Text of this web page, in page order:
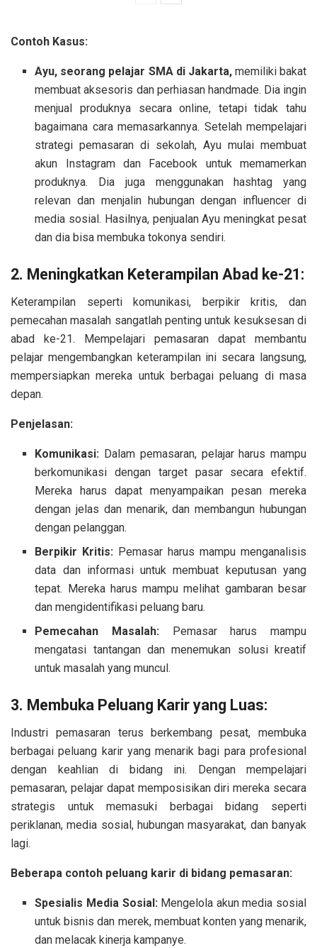
Contoh Kasus:
Ayu, seorang pelajar SMA di Jakarta,memiliki bakat
membuat aksesoris dan perhiasan handmade. Dia ingin
menjual produknya secara online, tetapi tidak tahu
bagaimana cara memasarkannya. Setelah mempelajari
strategi pemasaran di sekolah, Ayu mulai membuat
akun Instagram dan Facebook untuk memamerkan
produknya. Dia juga menggunakan hashtag yang
relevan dan menjalin hubungan dengan influencer di
media sosial. Hasilnya, penjualan Ayu meningkat pesat
dan dia bisa membuka tokonya sendiri.
2. Meningkatkan Keterampilan Abad ke-21:
Keterampilan seperti komunikasi, berpikir kritis, dan
pemecahan masalah sangatlah penting untuk kesuksesan di
abad ke-21. Mempelajari pemasaran dapat membantu
pelajar mengembangkan keterampilan ini secara langsung,
mempersiapkan mereka untuk berbagai peluang di masa
depan.
Penjelasan:
Komunikasi: Dalam pemasaran, pelajar harus mampu
berkomunikasi dengan target pasar secara efektif.
Mereka harus dapat menyampaikan pesan mereka
dengan jelas dan menarik, dan membangun hubungan
dengan pelanggan.
Berpikir Kritis: Pemasar harus mampu menganalisis
data dan informasi untuk membuat keputusan yang
tepat. Mereka harus mampu melihat gambaran besar
dan mengidentifikasi peluang baru.
Pemecahan Masalah:Pemasar harus mampu
mengatasi tantangan dan menemukan solusi kreatif
untuk masalah yang muncul.
3. Membuka Peluang Karir yang Luas:
Industri pemasaran terus berkembang pesat, membuka
berbagai peluang karir yang menarik bagi para profesional
dengan keahlian di bidang ini. Dengan mempelajari
pemasaran, pelajar dapat memposisikan diri mereka secara
strategis untuk memasuki berbagai bidang seperti
periklanan, media sosial, hubungan masyarakat, dan banyak
lagi.
Beberapa contoh peluang karir di bidang pemasaran:
Spesialis Media Sosial:Mengelola akun media sosial
untuk bisnis dan merek, membuat konten yang menarik,
dan melacak kinerja kampanye.